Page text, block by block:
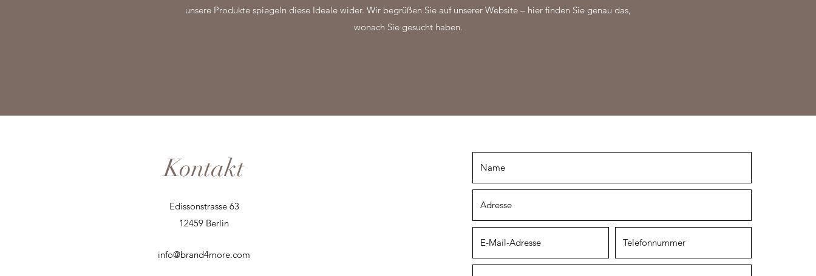
unsere Produkte spiegeln diese Ideale wider. Wir begrüßen Sie auf unserer Website – hier finden Sie genau das,
wonach Sie gesucht haben.
Kontakt
Edissonstrasse 63
12459 Berlin
info@brand4more.com